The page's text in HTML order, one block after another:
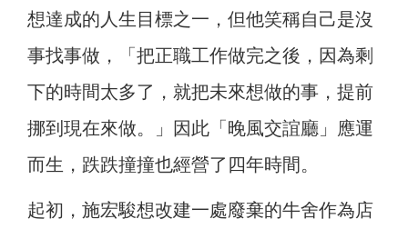
想達成的人生目標之一，但他笑稱自己是沒
事找事做，「把正職工作做完之後，因為剩
下的時間太多了，就把未來想做的事，提前
挪到現在來做。」因此「晚風交誼廳」應運
而生，跌跌撞撞也經營了四年時間。
起初，施宏駿想改建一處廢棄的牛舍作為店